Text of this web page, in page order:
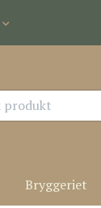
Bryggeriet